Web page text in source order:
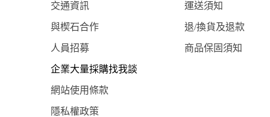
交通資訊 運送須知
與楔石合作 退/換貨及退款
人員招募 商品保固須知
企業大量採購找我談
網站使用條款
隱私權政策